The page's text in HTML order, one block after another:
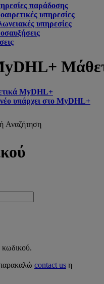
παράδοσης
υπηρεσίες
υπηρεσίες
MyDHL+
υπάρχει στο MyDHL+
Αναζήτηση
κωδικού.
contact us η